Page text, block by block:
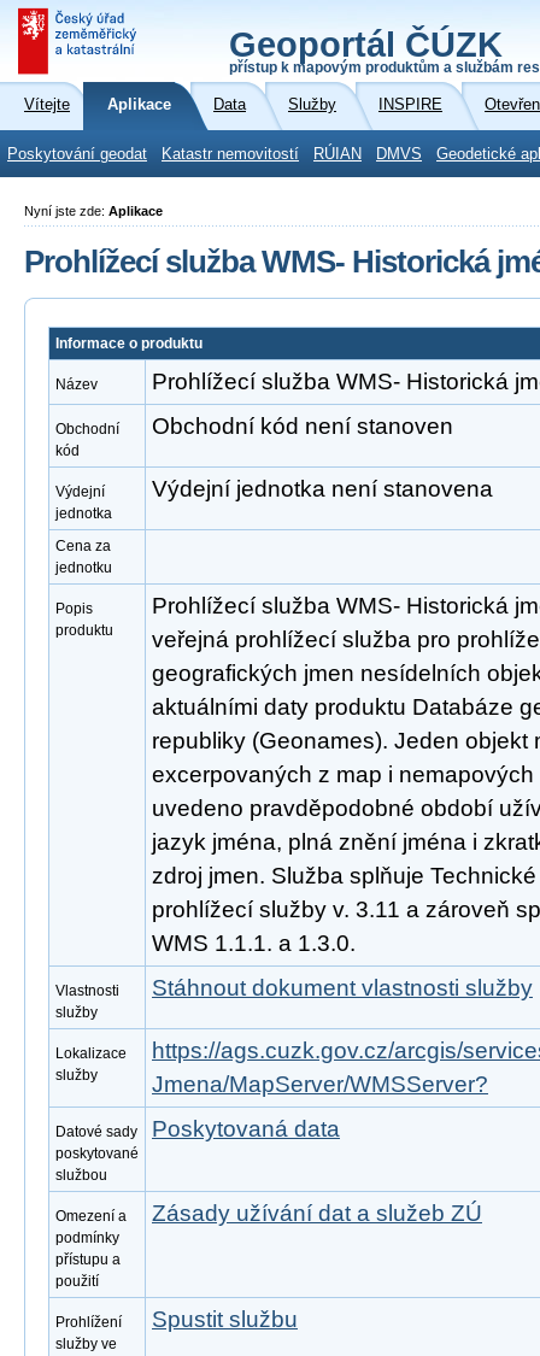
Geoportál ČÚZK
přístup k mapovým produktům a službám
Vítejte Aplikace Data Služby INSPIRE
Poskytování geodat Katastr nemovitostí RÚIAN DMVS Geodetické
Nyní jste zde: Aplikace
Prohlížecí služba WMS- Historická
Informace o produktu
Název Prohlížecí služba WMS- Historická
Obchodní
kód
Obchodní kód není stanoven
Výdejní
jednotka
Výdejní jednotka není stanovena
Cena za
jednotku
Popis
produktu
Prohlížecí služba WMS- Historická
veřejná prohlížecí služba pro
geografických jmen nesídelních
aktuálními daty produktu Databáze
republiky (Geonames). Jeden objekt
excerpovaných z map i
uvedeno pravděpodobné období
jazyk jména, plná znění jména i
zdroj jmen. Služba splňuje
prohlížecí služby v. 3.11 a zároveň
WMS 1.1.1. a 1.3.0.
Vlastnosti
služby
Stáhnout dokument vlastnosti služby
Lokalizace
služby
https://ags.cuzk.gov.cz/arcgis/
Jmena/MapServer/WMSServer?
Datové sady
poskytované
službou
Poskytovaná data
Omezení a
podmínky
přístupu a
použití
Zásady užívání dat a služeb ZÚ
Prohlížení
služby ve
Spustit službu